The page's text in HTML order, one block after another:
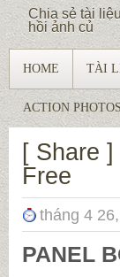
Chia sẻ tài
hồi ảnh củ
HOME TÀI
ACTION
[ Share
Free
tháng 4
PANEL